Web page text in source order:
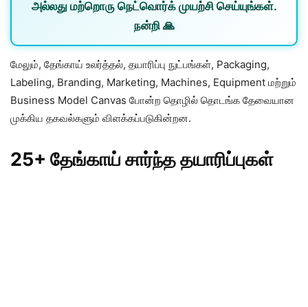
அல்லது மற்றொரு நெட்வொர்க்முயற்சி செய்யுங்கள்.
நன்றி 🙏
மேலும், தேங்காய் உலர்த்தல், தயாரிப்பு நுட்பங்கள், Packaging,
Labeling, Branding, Marketing, Machines, Equipment மற்றும்
Business Model Canvas போன்ற தொழில் தொடங்க தேவையான
முக்கிய தகவல்களும் விளக்கப்படுகின்றன.
25+ தேங்காய் சார்ந்த தயாரிப்புகள்